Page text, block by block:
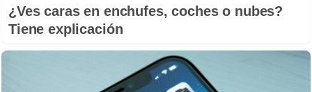
¿Ves caras en enchufes, coches o nubes?
Tiene explicación